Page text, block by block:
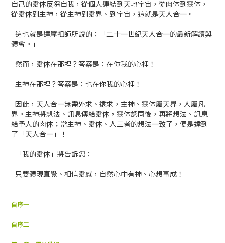
自己的靈体反芻自我，從個人連結到天地宇宙，從肉体到靈体，
從靈体到主神，從主神到靈界、到宇宙，這就是天人合一。
這也就是達摩祖師所說的：「二十一世紀天人合一的最新解讀與
體會。」
然而，靈体在那裡？答案是：在你我的心裡！
主神在那裡？答案是：也在你我的心裡！
因此，天人合一無需外求、遠求，主神、靈体屬天界，人屬凡
界。主神將想法、訊息傳給靈体，靈体認同後，再將想法、訊息
給予人的肉体；當主神、靈体、人三者的想法一致了，便是達到
了「天人合一」！
「我的靈体」將告訴您：
只要體現直覺、相信靈感，自然心中有神、心想事成！
自序一
自序二